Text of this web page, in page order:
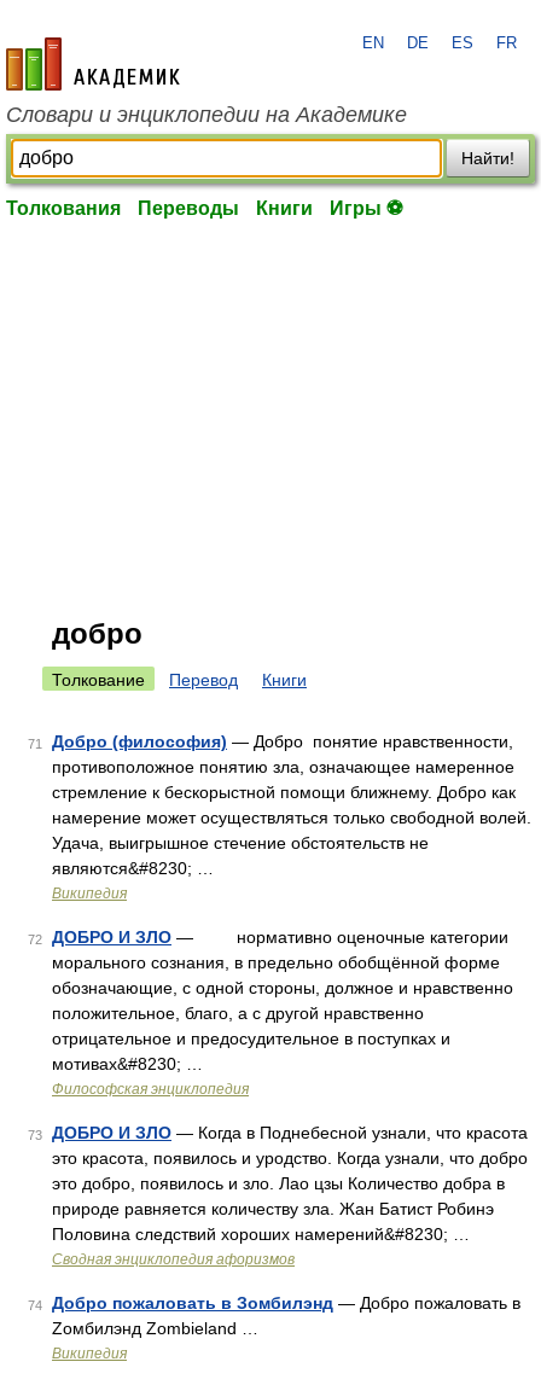
academic.ru
EN DE ES FR
Словари и энциклопедии на Академике
Найти!
Толкования Переводы Книги Игры ⚽
добро
Толкование Перевод Книги
71 Добро (философия) — Добро понятие нравственности,
противоположное понятию зла, означающее намеренное
стремление к бескорыстной помощи ближнему. Добро как
намерение может осуществляться только свободной волей.
Удача, выигрышное стечение обстоятельств не
являются&#8230; …
Википедия
72 ДОБРО И ЗЛО — нормативно оценочные категории
морального сознания, в предельно обобщённой форме
обозначающие, с одной стороны, должное и нравственно
положительное, благо, а с другой нравственно
отрицательное и предосудительное в поступках и
мотивах&#8230; …
Философская энциклопедия
73 ДОБРО И ЗЛО — Когда в Поднебесной узнали, что красота
это красота, появилось и уродство. Когда узнали, что добро
это добро, появилось и зло. Лао цзы Количество добра в
природе равняется количеству зла. Жан Батист Робинэ
Половина следствий хороших намерений&#8230; …
Сводная энциклопедия афоризмов
74 Добро пожаловать в Зомбилэнд — Добро пожаловать в
Zомбилэнд Zombieland …
Википедия